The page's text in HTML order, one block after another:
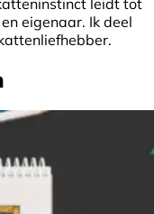
eigenaar. Ik deel